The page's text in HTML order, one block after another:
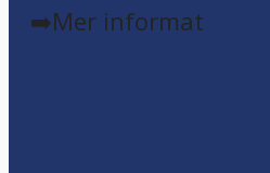
➡️Mer informat